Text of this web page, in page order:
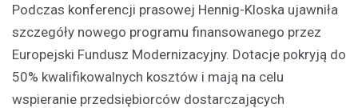
Podczas konferencji prasowej Hennig-Kloska ujawniła
szczegóły nowego programu finansowanego przez
Europejski Fundusz Modernizacyjny. Dotacje pokryją do
50% kwalifikowalnych kosztów i mają na celu
wspieranie przedsiębiorców dostarczających